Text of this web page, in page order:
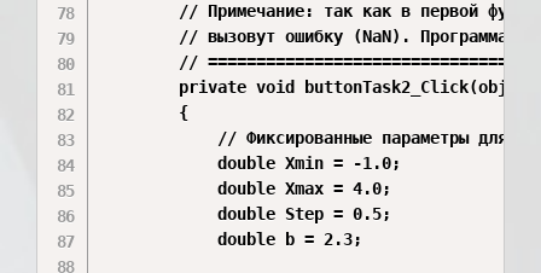
// Примечание: так как в первой
// вызовут ошибку (NaN). Программа
//
private void
        {
// Фиксированные параметры для
            double Xmin = -1.0;
            double Xmax = 4.0;
            double Step = 0.5;
            double b = 2.3;